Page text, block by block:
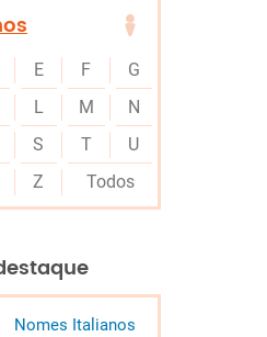
E F
G
L M
N
S T
U
Z Todos
Nomes Italianos